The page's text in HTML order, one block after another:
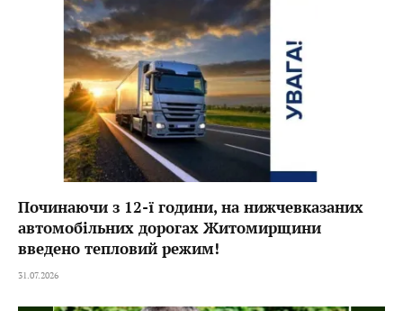
Починаючи з 12-ї години, на нижчевказаних
автомобільних дорогах Житомирщини
введено тепловий режим!
31.07.2026